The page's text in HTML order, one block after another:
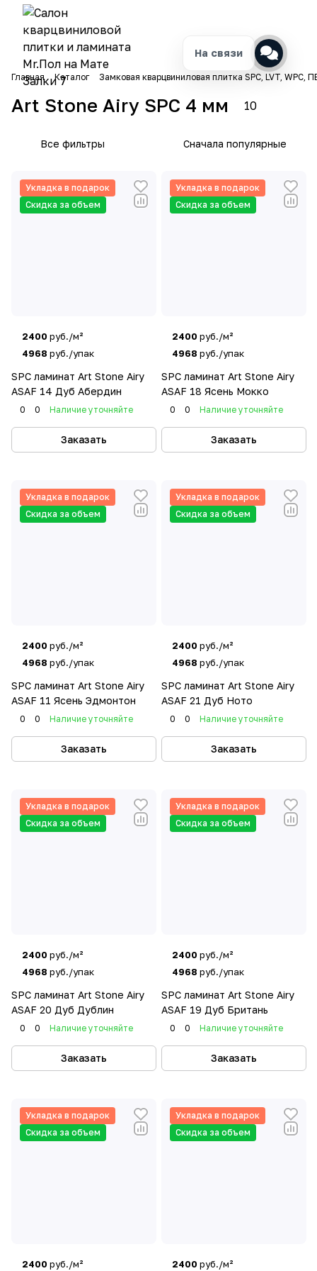
Главная Каталог Замковая кварцвиниловая плитка SPC, LVT, WPC,
Art Stone Airy SPC 4 мм 10
Все фильтры Сначала популярные
Укладка в подарок
Скидка за объем
2400 руб./м²
4968 руб./упак
SPC ламинат Art Stone Airy
ASAF 14 Дуб Абердин
0 0 Наличие уточняйте
Заказать
Укладка в подарок
Скидка за объем
2400 руб./м²
4968 руб./упак
SPC ламинат Art Stone Airy
ASAF 18 Ясень Мокко
0 0 Наличие уточняйте
Заказать
Укладка в подарок
Скидка за объем
2400 руб./м²
4968 руб./упак
SPC ламинат Art Stone Airy
ASAF 11 Ясень Эдмонтон
0 0 Наличие уточняйте
Заказать
Укладка в подарок
Скидка за объем
2400 руб./м²
4968 руб./упак
SPC ламинат Art Stone Airy
ASAF 21 Дуб Ното
0 0 Наличие уточняйте
Заказать
Укладка в подарок
Скидка за объем
2400 руб./м²
4968 руб./упак
SPC ламинат Art Stone Airy
ASAF 20 Дуб Дублин
0 0 Наличие уточняйте
Заказать
Укладка в подарок
Скидка за объем
2400 руб./м²
4968 руб./упак
SPC ламинат Art Stone Airy
ASAF 19 Дуб Британь
0 0 Наличие уточняйте
Заказать
Укладка в подарок
Скидка за объем
2400 руб./м²
Укладка в подарок
Скидка за объем
2400 руб./м²
На связи